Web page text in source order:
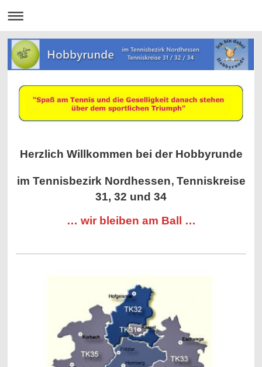
Herzlich Willkommen bei der Hobbyrunde
im Tennisbezirk Nordhessen, Tenniskreise
31, 32 und 34
… wir bleiben am Ball …